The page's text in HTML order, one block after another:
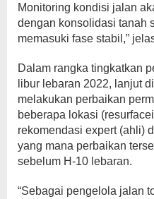
Monitoring kondisi jalan
dengan konsolidasi tanah
memasuki fase stabil,”
Dalam rangka tingkatkan
libur lebaran 2022, lanjut
melakukan perbaikan
beberapa lokasi
rekomendasi expert (ahli)
yang mana perbaikan
sebelum H-10 lebaran.
“Sebagai pengelola jalan